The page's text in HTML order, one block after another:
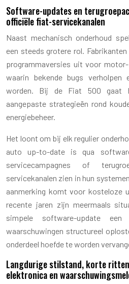
Software-updates en
officiële fiat-servicekanalen
Naast mechanisch onderhoud
een steeds grotere rol.
programmaversies uit voor motor-
waarin bekende bugs verholpen
worden. Bij de Fiat 500 gaat
aangepaste strategieën rond
energiebeheer.
Het loont om bij elk regulier
auto up-to-date is qua
servicecampagnes of
servicekanalen zien in hun
aanmerking komt voor kosteloze
recente jaren zijn meermaals
simpele software-update een
waarschuwingen structureel
onderdeel hoefde te worden
Langdurige stilstand, korte
elektronica en